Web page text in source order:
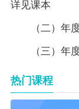
详见课本
（二）年度
（三）年度
热门课程